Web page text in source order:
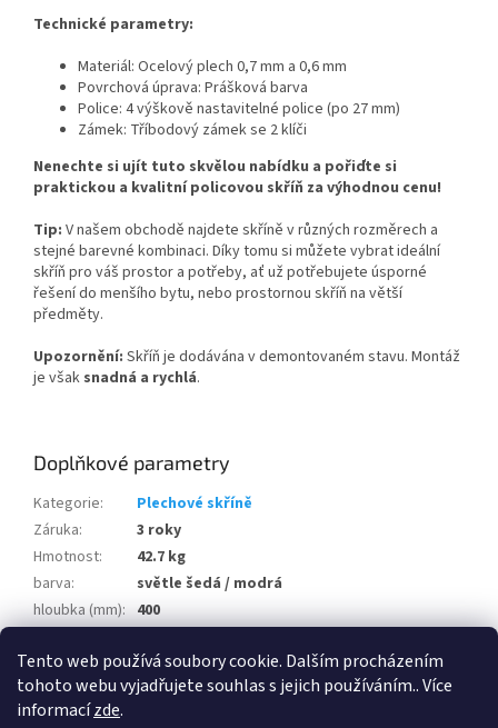
Tento web používá soubory cookie. Dalším procházením
tohoto webu vyjadřujete souhlas s jejich používáním.. Více
informacízde.
Technické parametry:
Materiál: Ocelový plech 0,7 mm a 0,6 mm
Povrchová úprava: Prášková barva
Police: 4 výškově nastavitelné police (po 27 mm)
Zámek: Tříbodový zámek se 2 klíči
Nenechte si ujít tuto skvělou nabídku a pořiďte si
praktickou a kvalitní policovou skříň za výhodnou cenu!
Tip: V našem obchodě najdete skříně v různých rozměrech a
stejné barevné kombinaci. Díky tomu si můžete vybrat ideální
skříň pro váš prostor a potřeby, ať už potřebujete úsporné
řešení do menšího bytu, nebo prostornou skříň na větší
předměty.
Upozornění: Skříň je dodávána v demontovaném stavu. Montáž
je však snadná a rychlá.
Doplňkové parametry
Kategorie:
Plechové skříně
Záruka:
3 roky
Hmotnost:
42.7 kg
barva:
světle šedá / modrá
hloubka (mm): 400
výška (mm): 1850